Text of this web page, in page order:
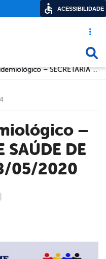
Acesso
Informe Epidemiológico – SECRETARIA DE SAÚDE DE CABROBÓ – 08/05/2020
SAÚDE DE
05/2020
ACESSIBILIDADE